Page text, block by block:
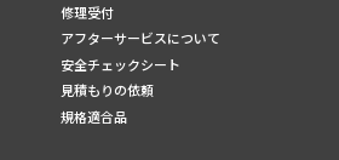
修理受付
アフターサービスについて
安全チェックシート
見積もりの依頼
規格適合品